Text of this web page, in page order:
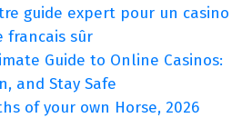
guide expert pour un casino
francais sûr
Guide to Online Casinos:
and Stay Safe
of your own Horse, 2026